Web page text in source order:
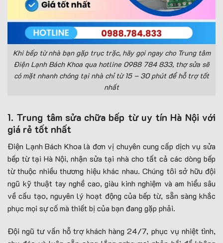
Khi bếp từ nhà bạn gặp trục trặc, hãy gọi ngay cho Trung tâm
Điện Lạnh Bách Khoa qua hotline 0988 784 833, thợ sửa sẽ
có mặt nhanh chóng tại nhà chỉ từ 15 – 30 phút để hỗ trợ tốt
nhất
1. Trung tâm sửa chữa bếp từ uy tín Hà Nội với
giá rẻ tốt nhất
Điện Lạnh Bách Khoa là đơn vị chuyên cung cấp dịch vụ sửa
bếp từ tại Hà Nội, nhận sửa tại nhà cho tất cả các dòng bếp
từ thuộc nhiều thương hiệu khác nhau. Chúng tôi sở hữu đội
ngũ kỹ thuật tay nghề cao, giàu kinh nghiệm và am hiểu sâu
về cấu tạo, nguyên lý hoạt động của bếp từ, sẵn sàng khắc
phục mọi sự cố mà thiết bị của bạn đang gặp phải.
Đội ngũ tư vấn hỗ trợ khách hàng 24/7, phục vụ nhiệt tình,